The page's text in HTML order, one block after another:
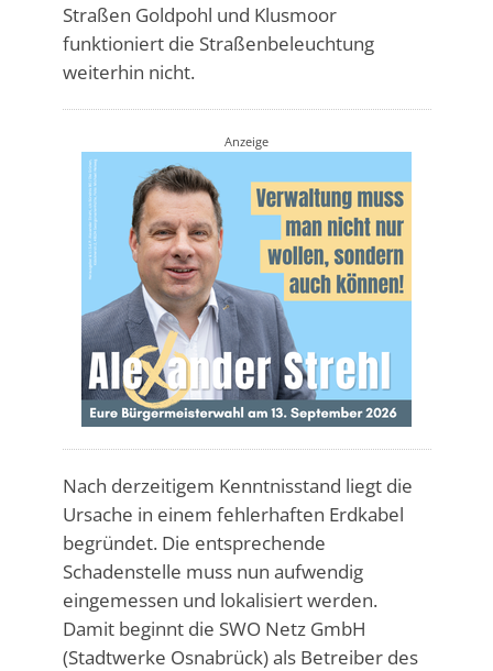
Straßen Goldpohl und Klusmoor
funktioniert die Straßenbeleuchtung
weiterhin nicht.
Anzeige
Nach derzeitigem Kenntnisstand liegt die
Ursache in einem fehlerhaften Erdkabel
begründet. Die entsprechende
Schadenstelle muss nun aufwendig
eingemessen und lokalisiert werden.
Damit beginnt die SWO Netz GmbH
(Stadtwerke Osnabrück) als Betreiber des